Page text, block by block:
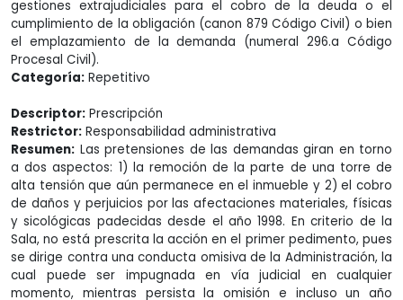
gestiones extrajudiciales para el cobro de la deuda o el
cumplimiento de la obligación (canon 879 Código Civil) o bien
el emplazamiento de la demanda (numeral 296.a Código
Procesal Civil).
Categoría: Repetitivo
Descriptor: Prescripción
Restrictor: Responsabilidad administrativa
Resumen: Las pretensiones de las demandas giran en torno
a dos aspectos: 1) la remoción de la parte de una torre de
alta tensión que aún permanece en el inmueble y 2) el cobro
de daños y perjuicios por las afectaciones materiales, físicas
y sicológicas padecidas desde el año 1998. En criterio de la
Sala, no está prescrita la acción en el primer pedimento, pues
se dirige contra una conducta omisiva de la Administración, la
cual puede ser impugnada en vía judicial en cualquier
momento, mientras persista la omisión e incluso un año